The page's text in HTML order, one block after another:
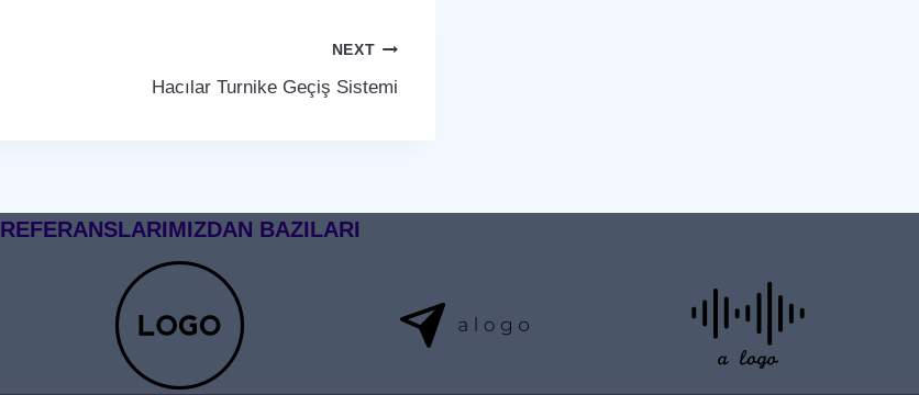
NEXT
Hacılar Turnike Geçiş Sistemi
REFERANSLARIMIZDAN BAZILARI